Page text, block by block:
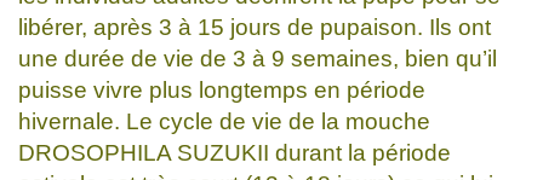
libérer, après 3 à 15 jours de pupaison. Ils ont
une durée de vie de 3 à 9 semaines, bien qu’il
puisse vivre plus longtemps en période
hivernale. Le cycle de vie de la mouche
DROSOPHILA SUZUKII durant la période